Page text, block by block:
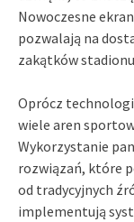
Nowoczesne
pozwalają na
zakątków
Oprócz
wiele aren
Wykorzystanie
rozwiązań, które
od tradycyjnych
implementują